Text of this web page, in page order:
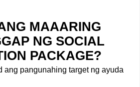
MAAARING
NG SOCIAL
PACKAGE?
ang pangunahing target ng ayuda